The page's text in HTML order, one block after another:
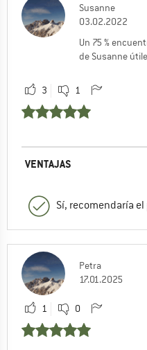
Susanne
03.02.2022
Un 75 %
de Susanne
3 1
VENTAJAS
Sí, recomendaría
Petra
17.01.2025
1 0